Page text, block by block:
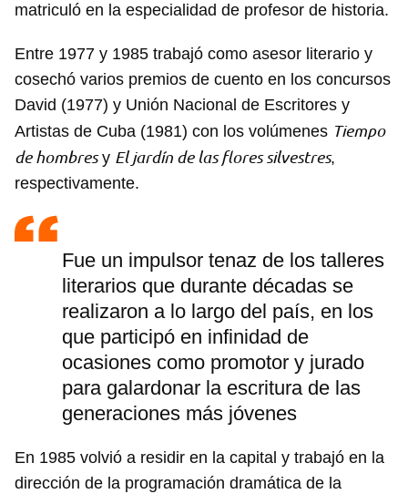
matriculó en la especialidad de profesor de historia.
Entre 1977 y 1985 trabajó como asesor literario y
cosechó varios premios de cuento en los concursos
David (1977) y Unión Nacional de Escritores y
Artistas de Cuba (1981) con los volúmenes Tiempo
de hombresy El jardín de las flores silvestres,
respectivamente.
Fue un impulsor tenaz de los talleres
literarios que durante décadas se
realizaron a lo largo del país, en los
que participó en infinidad de
ocasiones como promotor y jurado
para galardonar la escritura de las
generaciones más jóvenes
En 1985 volvió a residir en la capital y trabajó en la
dirección de la programación dramática de la